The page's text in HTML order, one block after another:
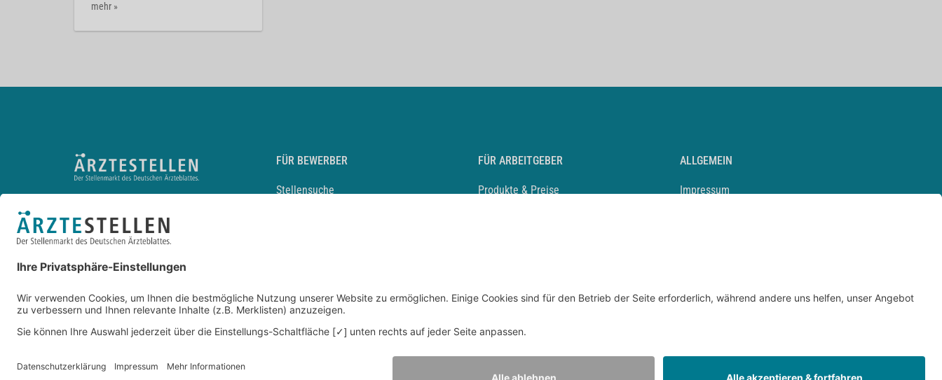
mehr »
FÜR BEWERBER
Stellensuche
Durchsuchen Sie den Stellenkatalog
FÜR ARBEITGEBER
Produkte & Preise
ALLGEMEIN
Impressum